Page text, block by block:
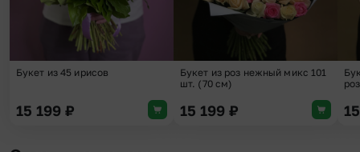
Букет из 45 ирисов
15 199 ₽
Букет из роз нежный микс 101
шт. (70 см)
15 199 ₽